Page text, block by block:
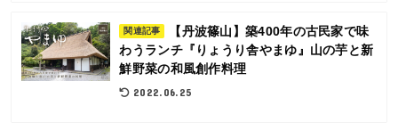
関連記事
【丹波篠山】築400年の古民家で味
わうランチ『りょうり舎やまゆ』山の芋と新
鮮野菜の和風創作料理
2022.06.25